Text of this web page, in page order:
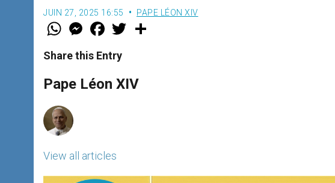
JUIN 27, 2025 16:55 PAPE LÉON XIV
W
t
s
p
p
M
e
s
e
g
e
F
a
e
b
o
k
w
r
Share this Entry
Pape Léon XIV
View all articles